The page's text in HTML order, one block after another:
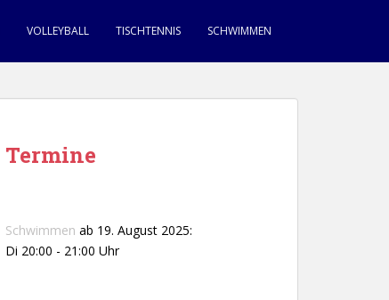
VOLLEYBALL TISCHTENNIS SCHWIMMEN
Termine
Schwimmen ab 19. August 2025:
Di 20:00 - 21:00 Uhr